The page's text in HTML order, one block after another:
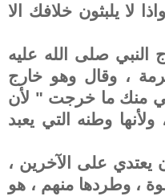
لا يلبثون خلافك الا
النبي صلى الله عليه
، وقال وهو خارج
منك ما خرجت " لأن
وطنه التي يعبد
يعتدي على الآخرين ،
، وطردها منهم ، هو